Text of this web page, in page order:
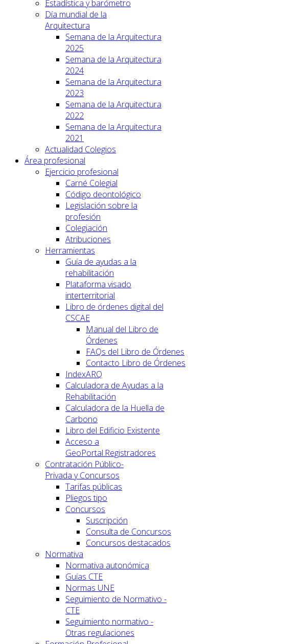
Estadística y barómetro
Día mundial de la
Arquitectura
Semana de la Arquitectura
2025
Semana de la Arquitectura
2024
Semana de la Arquitectura
2023
Semana de la Arquitectura
2022
Semana de la Arquitectura
2021
Actualidad Colegios
Área profesional
Ejercicio profesional
Carné Colegial
Código deontológico
Legislación sobre la
profesión
Colegiación
Atribuciones
Herramientas
Guía de ayudas a la
rehabilitación
Plataforma visado
interterritorial
Libro de órdenes digital del
CSCAE
Manual del Libro de
Órdenes
FAQs del Libro de Órdenes
Contacto Libro de Órdenes
IndexARQ
Calculadora de Ayudas a la
Rehabilitación
Calculadora de la Huella de
Carbono
Libro del Edificio Existente
Acceso a
GeoPortal.Registradores
Contratación Público-
Privada y Concursos
Tarifas públicas
Pliegos tipo
Concursos
Suscripción
Consulta de Concursos
Concursos destacados
Normativa
Normativa autonómica
Guías CTE
Normas UNE
Seguimiento de Normativo -
CTE
Seguimiento normativo -
Otras regulaciones